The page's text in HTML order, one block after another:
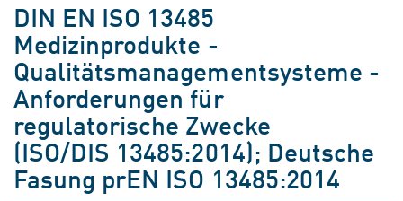
DIN EN ISO 13485
Medizinprodukte -
Qualitätsmanagementsysteme -
Anforderungen für
regulatorische Zwecke
(ISO/DIS 13485:2014); Deutsche
Fasung prEN ISO 13485:2014